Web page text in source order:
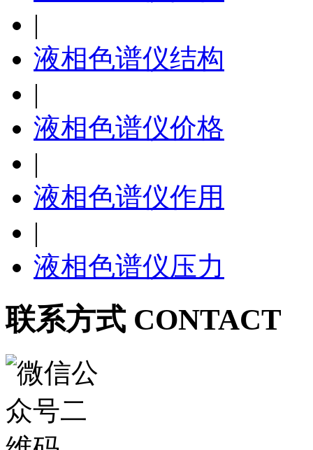
|
液相色谱仪结构
|
液相色谱仪价格
|
液相色谱仪作用
|
液相色谱仪压力
联系方式 CONTACT